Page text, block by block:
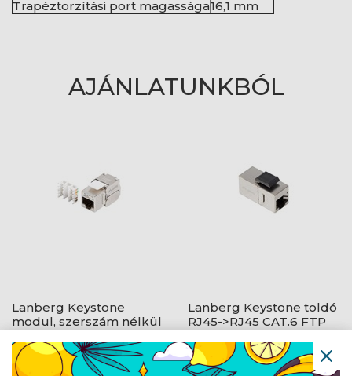
Trapéztorzítási port magassága16,1 mm
AJÁNLATUNKBÓL
Lanberg Keystone
modul, szerszám nélkül
szerelhető RJ45 CAT.7
FTP 180°
Lanberg Keystone toldó
RJ45->RJ45 CAT.6 FTP